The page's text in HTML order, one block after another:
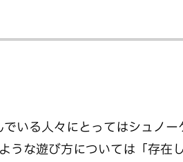
いる人々にとってはシュノー
うな遊び方については「存在